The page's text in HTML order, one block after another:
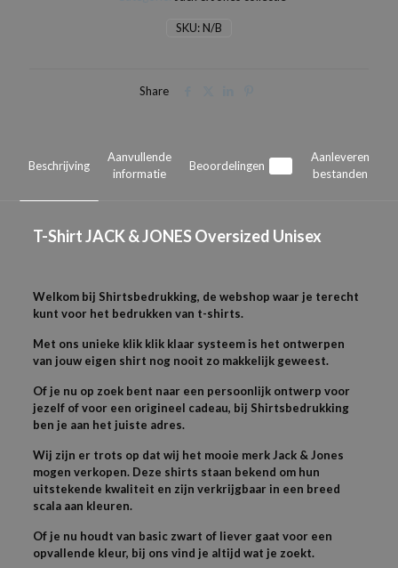
SKU:N/B
Share
Beschrijving
Aanvullende
informatie
Beoordelingen
Aanleveren
bestanden
T-Shirt JACK & JONES Oversized Unisex
Welkom bij Shirtsbedrukking, de webshop waar je terecht
kunt voor het bedrukken van t-shirts.
Met ons unieke klik klik klaar systeem is het ontwerpen
van jouw eigen shirt nog nooit zo makkelijk geweest.
Of je nu op zoek bent naar een persoonlijk ontwerp voor
jezelf of voor een origineel cadeau, bij Shirtsbedrukking
ben je aan het juiste adres.
Wij zijn er trots op dat wij het mooie merk Jack & Jones
mogen verkopen. Deze shirts staan bekend om hun
uitstekende kwaliteit en zijn verkrijgbaar in een breed
scala aan kleuren.
Of je nu houdt van basic zwart of liever gaat voor een
opvallende kleur, bij ons vind je altijd wat je zoekt.